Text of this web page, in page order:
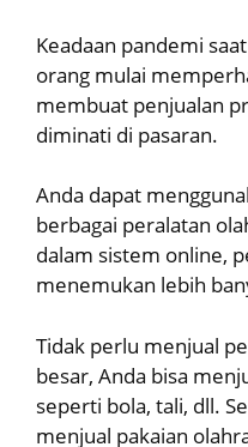
Keadaan pandemi
orang mulai
membuat penjualan
diminati di pasaran.
Anda dapat
berbagai peralatan
dalam sistem online,
menemukan lebih
Tidak perlu menjual
besar, Anda bisa
seperti bola, tali, dll.
menjual pakaian